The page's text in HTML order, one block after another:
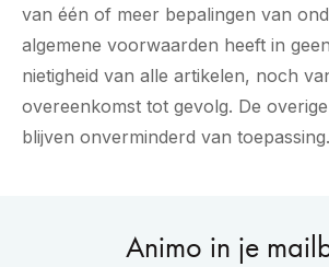
van één of meer bepalingen van
algemene voorwaarden heeft in
nietigheid van alle artikelen, noch
overeenkomst tot gevolg. De
blijven onverminderd van toepassing.
Animo in je